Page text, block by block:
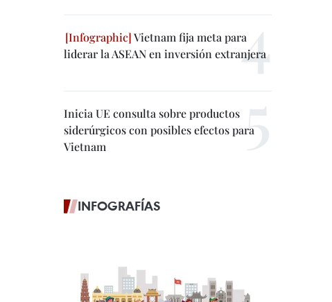
Vietnam fija meta para
liderar la ASEAN en inversión extranjera
Inicia UE consulta sobre productos
siderúrgicos con posibles efectos para
Vietnam
INFOGRAFÍAS